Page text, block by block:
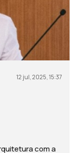
12 jul, 2025, 15:37
com a